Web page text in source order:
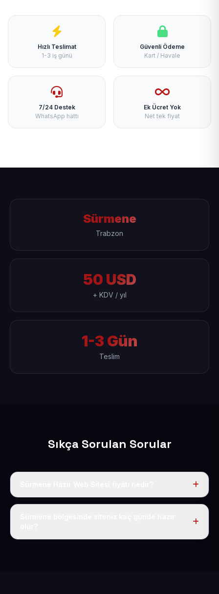
Hızlı Teslimat
1-3 iş günü
Güvenli Ödeme
Kart / Havale
7/24 Destek
WhatsApp hattı
Ek Ücret Yok
Net tek fiyat
Sürmene
Trabzon
50 USD
+ KDV / yıl
1-3 Gün
Teslim
Sıkça Sorulan Sorular
Tek fiyat uygulanır: yıllık 50 USD + KDV. Bu bedele alan